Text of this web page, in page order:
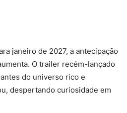
janeiro de 2027, a antecipação
O trailer recém-lançado
do universo rico e
despertando curiosidade em